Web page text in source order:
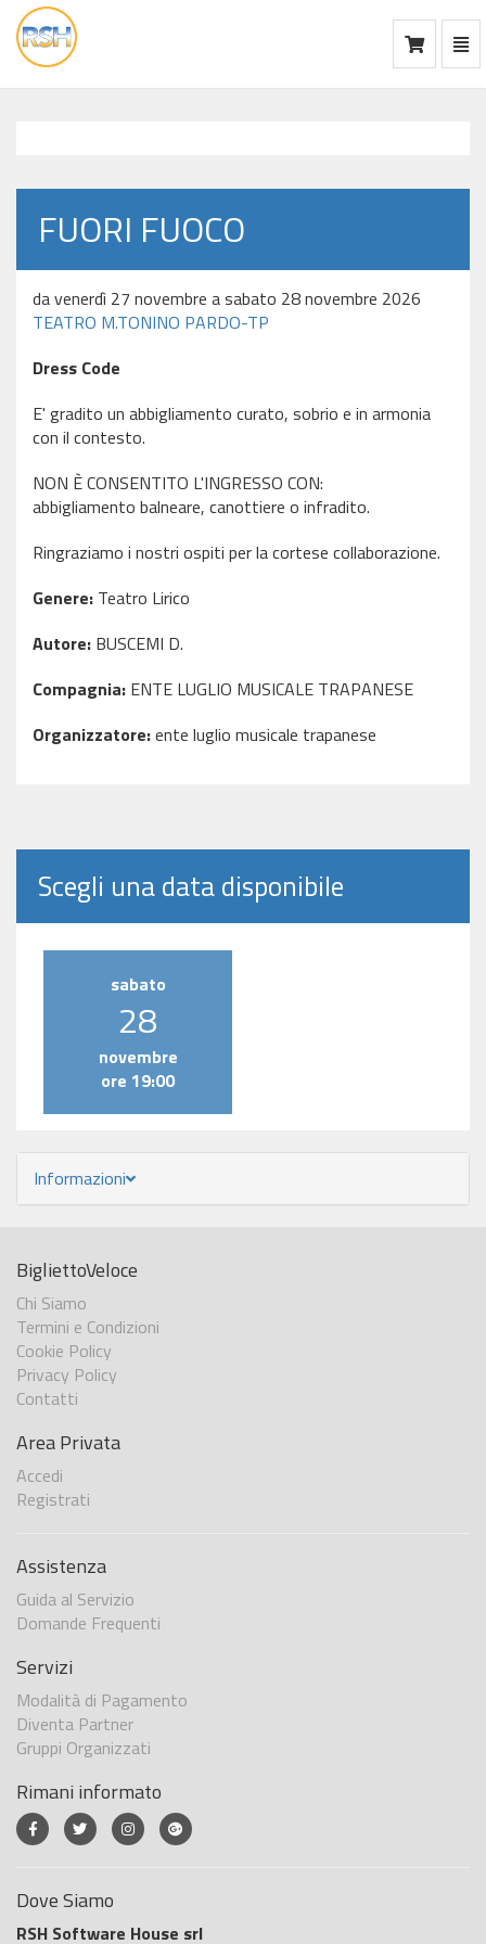
vai
alla
FUORI FUOCO
da venerdì 27 novembre a sabato 28 novembre 2026
TEATRO M.TONINO PARDO-TP
Dress Code
E' gradito un abbigliamento curato, sobrio e in armonia
con il contesto.
NON È CONSENTITO L'INGRESSO CON:
abbigliamento balneare, canottiere o infradito.
Ringraziamo i nostri ospiti per la cortese collaborazione.
Genere: Teatro Lirico
Autore: BUSCEMI D.
Compagnia: ENTE LUGLIO MUSICALE TRAPANESE
Organizzatore:ente luglio musicale trapanese
Scegli una data disponibile
sabato
28
novembre
ore 19:00
Informazioni
BigliettoVeloce
Chi Siamo
Termini e Condizioni
Cookie Policy
Privacy Policy
Contatti
Area Privata
Accedi
Registrati
Assistenza
Guida al Servizio
Domande Frequenti
Servizi
Modalità di Pagamento
Diventa Partner
Gruppi Organizzati
Rimani informato
Dove Siamo
RSH Software House srl